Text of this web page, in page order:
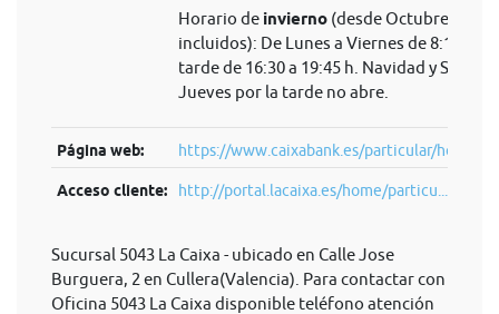
Horario de invierno(desde Octubre hasta
incluidos): De Lunes a Viernes de 8:15 a
tarde de 16:30 a 19:45 h. Navidad y
Jueves por la tarde no abre.
Página web: https://www.caixabank.es/particular/home/
Acceso cliente: http://portal.lacaixa.es/home/particu...
Sucursal 5043 La Caixa - ubicado en Calle Jose
Burguera, 2 en Cullera(Valencia). Para contactar con
Oficina 5043 La Caixa disponible teléfono atención